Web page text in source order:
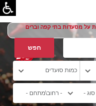
על מסעדות בתי קפה וברים